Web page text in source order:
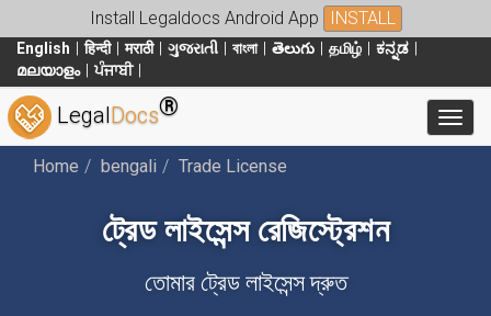
Install Legaldocs Android App INSTALL
English हिन्दी मराठी ગુજરાતી বাংলা తెలుగు தமிழ்
ಕನ್ನಡ
മലയാളം
ਪੰਜਾਬੀ
LegalDocs®
Home bengali Trade License
ট্রেড লাইসেন্স রেজিস্ট্রেশন
তোমার ট্রেড লাইসেন্স দ্রুত